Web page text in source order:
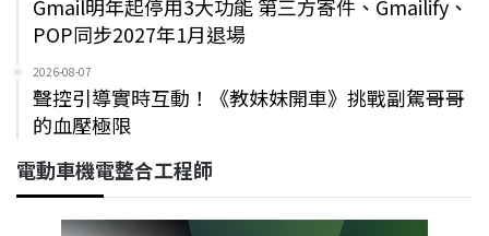
Gmail明年起停用3大功能 第三方寄件、Gmailify、
POP同步2027年1月退場
2026-08-07
聲控引導實時互動！《教妹妹開車》挑戰副駕哥哥
的血壓極限
電動車機電整合工程師